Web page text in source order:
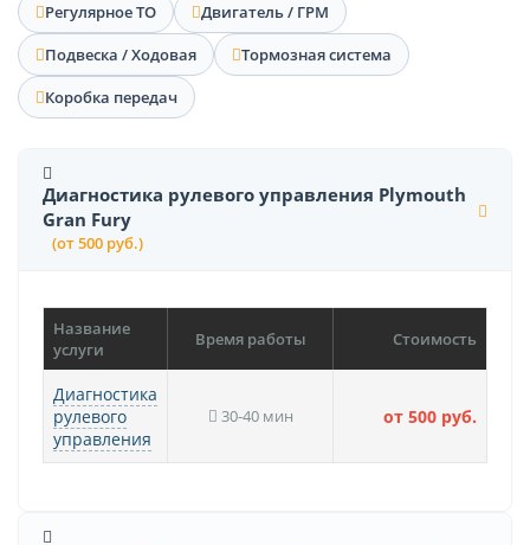
Регулярное ТО
Двигатель / ГРМ
Подвеска / Ходовая
Тормозная система
Коробка передач
Диагностика рулевого управления Plymouth
Gran Fury
(от 500 руб.)
Название
услуги
Время работы Стоимость
Диагностика
рулевого
управления
30-40 мин от 500 руб.